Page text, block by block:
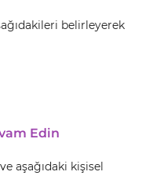
belirleyerek
Edin
aşağıdaki kişisel